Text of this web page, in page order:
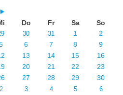
Do Fr Sa So
30 31 1 2
6 7 8 9
13 14 15 16
20 21 22 23
27 28 29 30
2 3 4 5 6